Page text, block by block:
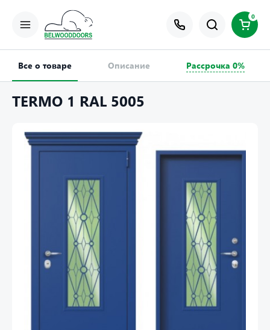
0
Все о товаре Описание Рассрочка 0%
TERMO 1 RAL 5005